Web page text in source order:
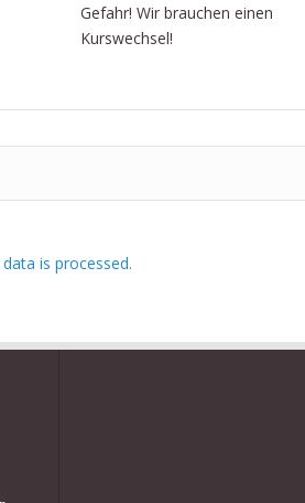
Gefahr! Wir brauchen einen
Kurswechsel!
is processed.